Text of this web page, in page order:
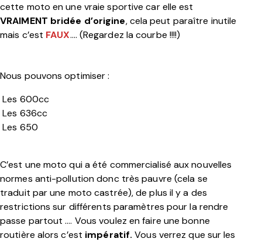
cette moto en une vraie sportive car elle est
VRAIMENT bridée d’origine, cela peut paraître inutile
mais c’est FAUX…. (Regardez la courbe !!!!)
Nous pouvons optimiser :
Les 600cc
Les 636cc
Les 650
C’est une moto qui a été commercialisé aux nouvelles
normes anti-pollution donc très pauvre (cela se
traduit par une moto castrée), de plus il y a des
restrictions sur différents paramètres pour la rendre
passe partout …. Vous voulez en faire une bonne
routière alors c’est impératif. Vous verrez que sur les